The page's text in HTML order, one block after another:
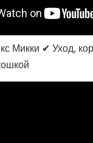
Микки ✔ Уход,